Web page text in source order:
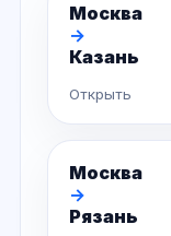
Москва
→
Казань
Открыть
Москва
→
Рязань